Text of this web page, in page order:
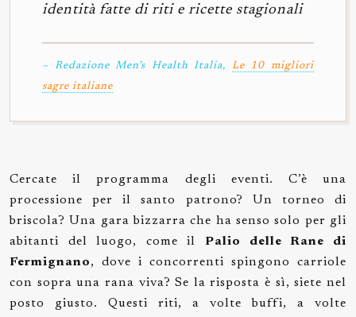
identità fatte di riti e ricette stagionali
– Redazione Men’s Health Italia, Le 10 migliori
sagre italiane
Cercate il programma degli eventi. C’è una
processione per il santo patrono? Un torneo di
briscola? Una gara bizzarra che ha senso solo per gli
abitanti del luogo, come ilPalio delle Rane di
Fermignano, dove i concorrenti spingono carriole
con sopra una rana viva? Se la risposta è sì, siete nel
posto giusto. Questi riti, a volte buffi, a volte